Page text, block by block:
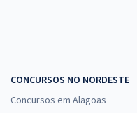
CONCURSOS NO NORDESTE
Concursos em Alagoas